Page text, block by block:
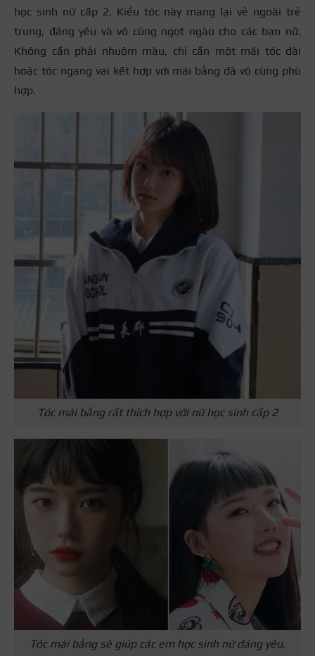
học sinh nữ cấp 2. Kiểu tóc này mang lại vẻ ngoài trẻ
trung, đáng yêu và vô cùng ngọt ngào cho các bạn nữ.
Không cần phải nhuộm màu, chỉ cần một mái tóc dài
hoặc tóc ngang vai kết hợp với mái bằng đã vô cùng phù
hợp.
Tóc mái bằng rất thích hợp với nữ học sinh cấp 2
Tóc mái bằng sẽ giúp các em học sinh nữ đáng yêu,